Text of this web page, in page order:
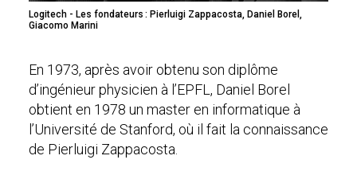
Logitech - Les fondateurs : Pierluigi Zappacosta, Daniel Borel,
Giacomo Marini
En 1973, après avoir obtenu son diplôme
d’ingénieur physicien à l’EPFL, Daniel Borel
obtient en 1978 un master en informatique à
l’Université de Stanford, où il fait la connaissance
de Pierluigi Zappacosta.